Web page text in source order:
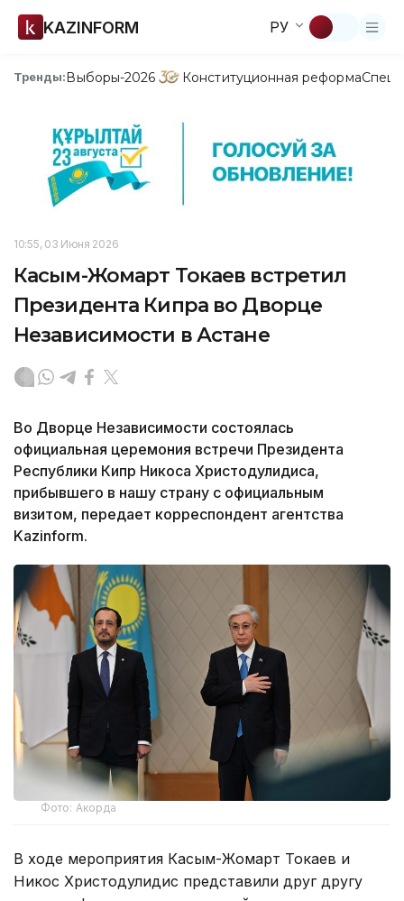
KAZINFORM РУ
Тренды:Выборы-2026 Конституционная реформа
10:55, 03 Июня 2026
Касым-Жомарт Токаев встретил
Президента Кипра во Дворце
Независимости в Астане
Во Дворце Независимости состоялась
официальная церемония встречи Президента
Республики Кипр Никоса Христодулидиса,
прибывшего в нашу страну с официальным
визитом, передает корреспондент агентства
Kazinform.
Фото: Акорда
В ходе мероприятия Касым-Жомарт Токаев и
Никос Христодулидис представили друг другу